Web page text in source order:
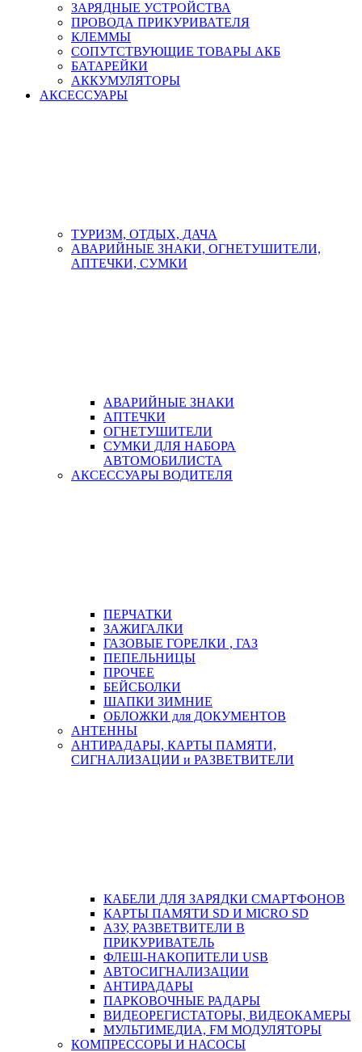
ЗАРЯДНЫЕ УСТРОЙСТВА
ПРОВОДА ПРИКУРИВАТЕЛЯ
КЛЕММЫ
СОПУТСТВУЮЩИЕ ТОВАРЫ АКБ
БАТАРЕЙКИ
АККУМУЛЯТОРЫ
АКСЕСCУАРЫ
ТУРИЗМ, ОТДЫХ, ДАЧА
АВАРИЙНЫЕ ЗНАКИ, ОГНЕТУШИТЕЛИ,
АПТЕЧКИ, СУМКИ
АВАРИЙНЫЕ ЗНАКИ
АПТЕЧКИ
ОГНЕТУШИТЕЛИ
СУМКИ ДЛЯ НАБОРА
АВТОМОБИЛИСТА
АКСЕССУАРЫ ВОДИТЕЛЯ
ПЕРЧАТКИ
ЗАЖИГАЛКИ
ГАЗОВЫЕ ГОРЕЛКИ , ГАЗ
ПЕПЕЛЬНИЦЫ
ПРОЧЕЕ
БЕЙСБОЛКИ
ШАПКИ ЗИМНИЕ
ОБЛОЖКИ для ДОКУМЕНТОВ
АНТЕННЫ
АНТИРАДАРЫ, КАРТЫ ПАМЯТИ,
СИГНАЛИЗАЦИИ и РАЗВЕТВИТЕЛИ
КАБЕЛИ ДЛЯ ЗАРЯДКИ СМАРТФОНОВ
КАРТЫ ПАМЯТИ SD И MICRO SD
АЗУ, РАЗВЕТВИТЕЛИ В
ПРИКУРИВАТЕЛЬ
ФЛЕШ-НАКОПИТЕЛИ USB
АВТОСИГНАЛИЗАЦИИ
АНТИРАДАРЫ
ПАРКОВОЧНЫЕ РАДАРЫ
ВИДЕОРЕГИСТАТОРЫ, ВИДЕОКАМЕРЫ
МУЛЬТИМЕДИА, FM МОДУЛЯТОРЫ
КОМПРЕССОРЫ И НАСОСЫ